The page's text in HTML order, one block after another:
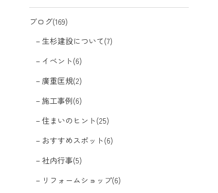
ブログ(169)
生杉建設について(7)
イベント(6)
廣重匡規(2)
施工事例(6)
住まいのヒント(25)
おすすめスポット(6)
社内行事(5)
リフォームショップ(6)